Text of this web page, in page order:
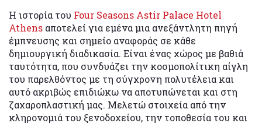
Η ιστορία του Four Seasons Astir Palace Hotel
Athens αποτελεί για εμένα μια ανεξάντλητη πηγή
έμπνευσης και σημείο αναφοράς σε κάθε
δημιουργική διαδικασία. Είναι ένας χώρος με βαθιά
ταυτότητα, που συνδυάζει την κοσμοπολίτικη αίγλη
του παρελθόντος με τη σύγχρονη πολυτέλεια και
αυτό ακριβώς επιδιώκω να αποτυπώνεται και στη
ζαχαροπλαστική μας. Μελετώ στοιχεία από την
κληρονομιά του ξενοδοχείου, την τοποθεσία του και